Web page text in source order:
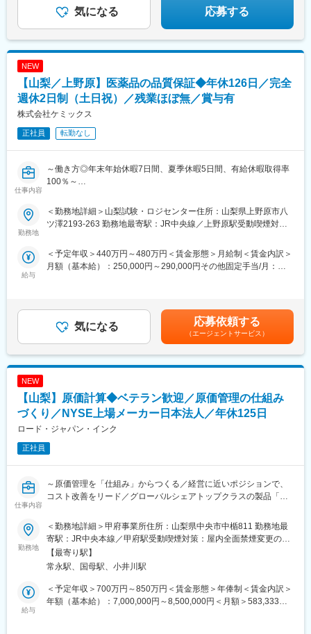
気になる 応募する
NEW
【山梨／上野原】医薬品の品質保証◆年休126日／完全
週休2日制（土日祝）／残業ほぼ無／賞与有
株式会社ケミックス
正社員 転勤なし
仕事内容
～働き方◎年末年始休暇7日間、夏季休暇5日間、有給休暇取得率
100％～
■職務内容：
医薬品倉庫（製造所）における（1）または（2）のいづれかの業
理）
（2）原薬の品質保証業務（海外製造元／販売先メーカーとの連携
用ができるよう書類管理等のサポート
（2）海外製造元から輸入した原薬について、各種取決め等に基づ
いた適切な運用ができるよう書類の維持管理、
取引先とのメールやり取り
※いずれの業務も文書作成等のデスクワークが中心ですので、文書
なく活躍するチャンスがあります。
■当社について：
1987年の創立以来、日本向け医療用医薬品原料の海外メーカーと
の共同研究、諸外国の製薬会社からの優れた医薬品原料輸入を活
かし、国内の製薬会社へ販売しています。また研究の成果を市場
性のある医薬品原料としていち早く国内の製薬会社に紹介してい
ます。このような医薬品原料・製剤の開発経験をもとに、2005年
4月に施行された改正薬事法下における原薬等登録原簿（MF）の
料を「高品質で安定的に」をモットーに供給しています。
■当社の特徴：
高純度API、バイオ原料、機能性食品原料を世界から日本に届けて
◇グローバルネットワークから高純度APIを厳選
ケミックスは、日本の高品質レベルを基本として海外の研究者と
勤務地
＜勤務地詳細＞山梨試験・ロジセンター住所：山梨県上野原市八
ツ澤2193-263 勤務地最寄駅：JR中央線／上野原駅受動喫煙対
給与
＜予定年収＞440万円～480万円＜賃金形態＞月給制＜賃金内訳＞
月額（基本給）：250,000円～290,000円その他固定手当/月：
年2回／4.3か月分■昇給：あり賃金はあくまでも目安の金額であ
り、選考を通じて上下する可能性があります。月給(月額)は固定手
気になる 応募依頼する
（エージェントサービス）
NEW
【山梨】原価計算◆ベテラン歓迎／原価管理の仕組み
づくり／NYSE上場メーカー日本法人／年休125日
ロード・ジャパン・インク
正社員
仕事内容
～原価管理を「仕組み」からつくる／経営に近いポジションで、
コスト改善をリード／グローバルシェアトップクラスの製品「ケ
■本ポジションのミッション：
【甲府工場における原価管理体制の確立と継続的なコスト改善の
推進】
40～50名規模の甲府工場において、これまで十分に整備されてい
なかった原価管理体制を立ち上げ・強化し、工場全体のコスト意
識と収益性を高めることです。
各部門と密にコミュニケーションを取りながら、標準原価を設定
勤務地
＜勤務地詳細＞甲府事業所住所：山梨県中央市中楯811 勤務地最
寄駅：JR中央本線／甲府駅受動喫煙対策：屋内全面禁煙変更の範
囲：会社の定める事業所
【最寄り駅】
常永駅、国母駅、小井川駅
給与
＜予定年収＞700万円～850万円＜賃金形態＞年俸制＜賃金内訳＞
年額（基本給）：7,000,000円～8,500,000円＜月額＞583,333円